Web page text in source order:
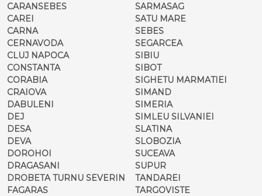
CARANSEBES
CAREI
CARNA
CERNAVODA
CLUJ NAPOCA
CONSTANTA
CORABIA
CRAIOVA
DABULENI
DEJ
DESA
DEVA
DOROHOI
DRAGASANI
DROBETA TURNU SEVERIN
FAGARAS
SARMASAG
SATU MARE
SEBES
SEGARCEA
SIBIU
SIBOT
SIGHETU MARMATIEI
SIMAND
SIMERIA
SIMLEU SILVANIEI
SLATINA
SLOBOZIA
SUCEAVA
SUPUR
TANDAREI
TARGOVISTE